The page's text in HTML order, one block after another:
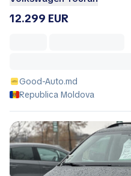
12.299 EUR
Good-Auto.md
Republica Moldova